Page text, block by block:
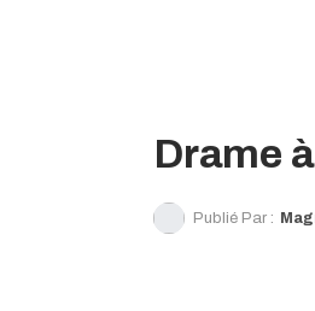
Drame
Publié Par :